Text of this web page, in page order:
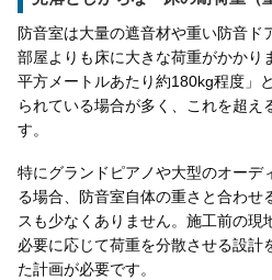
防音室は大量の遮音材や重い防音ド
部屋よりも床に大きな荷重がかかり
平方メートルあたり約180kg程度」
られている場合が多く、これを超え
す。
特にグランドピアノや大型のオーデ
る場合、防音室自体の重さと合わせ
スも少なくありません。施工前の現
必要に応じて荷重を分散させる設計
た計画が必要です。